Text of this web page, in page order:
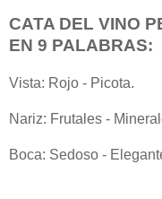
CATA DEL VINO
EN 9 PALABRAS:
Vista: Rojo - Picota.
Nariz: Frutales -
Boca: Sedoso -